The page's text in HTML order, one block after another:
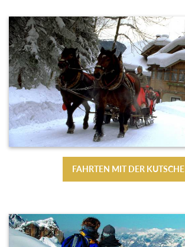
FAHRTEN MIT DER KUTSCHE